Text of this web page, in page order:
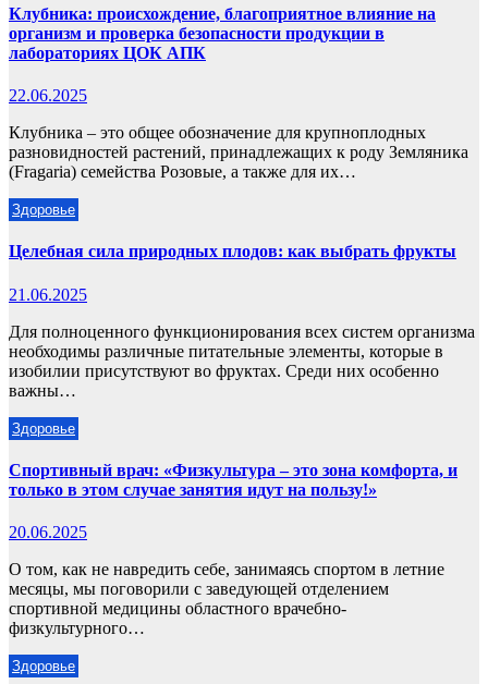
Клубника: происхождение, благоприятное влияние на
организм и проверка безопасности продукции в
лабораториях ЦОК АПК
22.06.2025
Клубника – это общее обозначение для крупноплодных
разновидностей растений, принадлежащих к роду Земляника
(Fragaria) семейства Розовые, а также для их…
Здоровье
Целебная сила природных плодов: как выбрать фрукты
21.06.2025
Для полноценного функционирования всех систем организма
необходимы различные питательные элементы, которые в
изобилии присутствуют во фруктах. Среди них особенно
важны…
Здоровье
Спортивный врач: «Физкультура – это зона комфорта, и
только в этом случае занятия идут на пользу!»
20.06.2025
О том, как не навредить себе, занимаясь спортом в летние
месяцы, мы поговорили с заведующей отделением
спортивной медицины областного врачебно-
физкультурного…
Здоровье